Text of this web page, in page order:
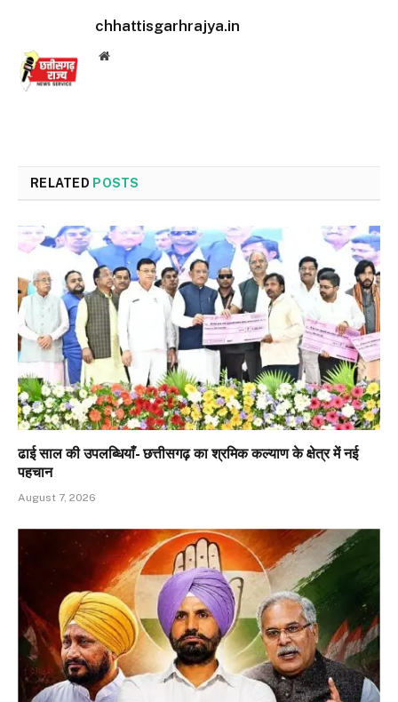
chhattisgarhrajya.in
Website
RELATED POSTS
ढाई साल की उपलब्धियाँ- छत्तीसगढ़ का श्रमिक कल्याण के क्षेत्र में नई
पहचान
August 7, 2026